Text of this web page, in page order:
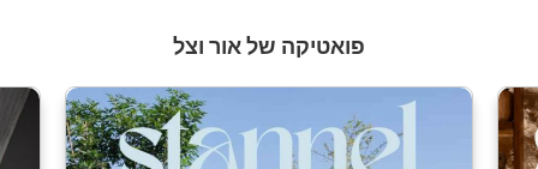
פואטיקה של אור וצל